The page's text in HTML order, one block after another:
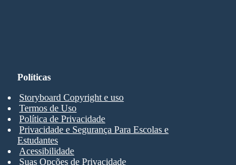
Políticas
Storyboard Copyright e uso
Termos de Uso
Política de Privacidade
Privacidade e Segurança Para Escolas e
Estudantes
Acessibilidade
Suas Opções de Privacidade